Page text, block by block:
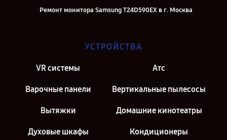
Ремонт монитора Samsung T24D590EX в г. Москва
УСТРОЙСТВА
VR системы Атс
Варочные панели Вертикальные пылесосы
Вытяжки Домашние кинотеатры
Духовые шкафы Кондиционеры